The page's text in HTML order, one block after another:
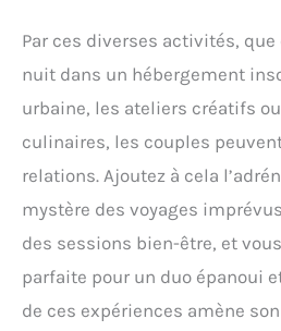
Par ces diverses activités, que
nuit dans un hébergement
urbaine, les ateliers créatifs
culinaires, les couples
relations. Ajoutez à cela
mystère des voyages
des sessions bien-être, et
parfaite pour un duo épanoui
de ces expériences amène